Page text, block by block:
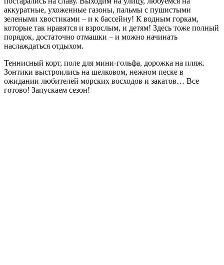
аккуратные, ухоженные газоны, пальмы с пушистыми
зелеными хвостиками – и к бассейну! К водным горкам,
которые так нравятся и взрослым, и детям! Здесь тоже полный
порядок, достаточно отмашки – и можно начинать
наслаждаться отдыхом.
Теннисный корт, поле для мини-гольфа, дорожка на пляж.
Зонтики выстроились на шелковом, нежном песке в
ожидании любителей морских восходов и закатов… Все
готово! Запускаем сезон!